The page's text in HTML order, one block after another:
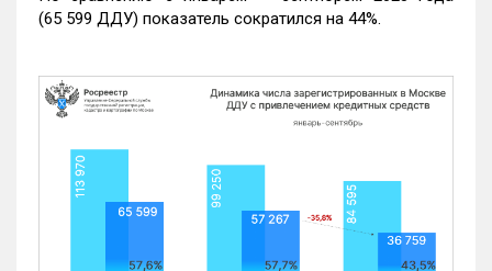
(65 599 ДДУ) показатель сократился на 44%.